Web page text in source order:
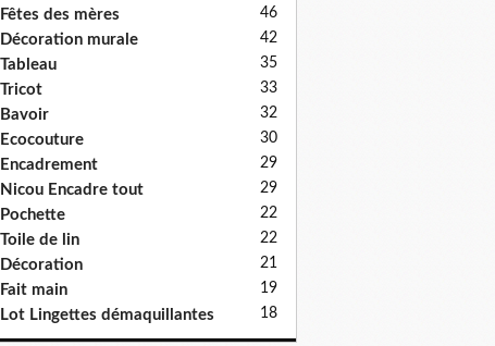
des mères 46
murale 42
35
33
32
30
29
Encadre tout 29
22
de lin 22
21
main 19
Lingettes démaquillantes 18